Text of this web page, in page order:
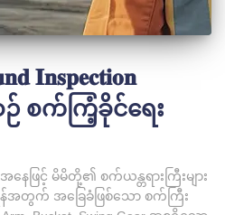
𝐈𝐧𝐬𝐩𝐞𝐜𝐭𝐢𝐨𝐧
ဉ် စက်ကြံ့ခိုင်ရေး
အနေဖြင့် မိမိတို့၏ စက်ယန္တရားကြီးများ
တွက် အခြေခံဖြစ်သော စက်ကြီး